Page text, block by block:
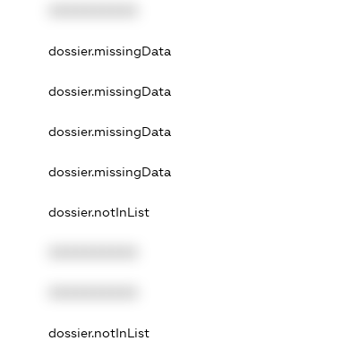
dossier.missingData
dossier.missingData
dossier.missingData
dossier.missingData
dossier.notInList
dossier.notInList